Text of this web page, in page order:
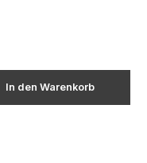
In den Warenkorb